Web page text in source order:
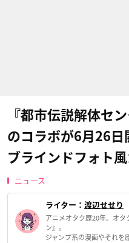
『都市伝説解体セ
のコラボが6月26日
ブラインドフォト
ニュース
ライター： 渡辺せせり
アニメオタク歴20年。オ
ン』。
ジャンプ系の漫画やそれを